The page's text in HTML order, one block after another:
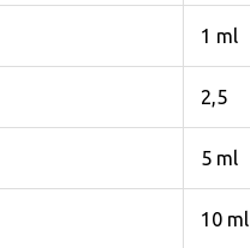
1 ml
2,5
5 ml
10 ml